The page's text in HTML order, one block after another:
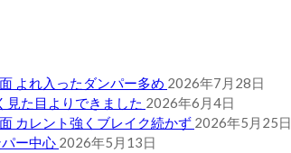
よれ入ったダンパー多め 2026年7月28日
た目よりできました 2026年6月4日
カレント強くブレイク続かず 2026年5月25日
ー中心 2026年5月13日